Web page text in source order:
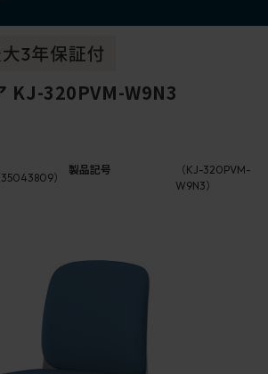
KJ-320PVM-W9N3
35043809）
製品記号
（KJ-320PVM-
W9N3）